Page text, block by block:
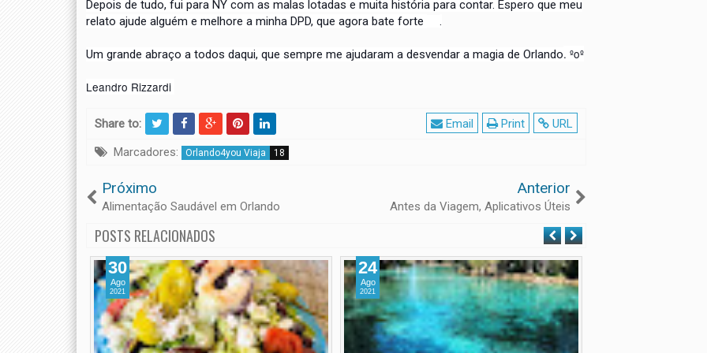
Depois de tudo, fui para NY com as malas lotadas e muita história para contar. Espero que meu
relato ajude alguém e melhore a minha DPD, que agora bate forte .
Um grande abraço a todos daqui, que sempre me ajudaram a desvendar a magia de Orlando. ºoº
Leandro Rizzardi
Share to: URL
Print
Email
Marcadores:
Orlando4you Viaja 18
Próximo
Alimentação Saudável em Orlando
Anterior
Antes da Viagem, Aplicativos Úteis
POSTS RELACIONADOS
30
Ago
2021
24
Ago
2021